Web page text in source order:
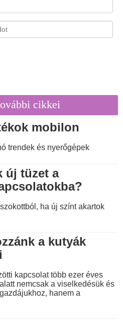
cikkei
mobilon
trendek és nyerőgépek
új tüzet a
ha új színt akartok
a kutyák
kapcsolat több ezer éves
nemcsak a viselkedésük és
hanem a